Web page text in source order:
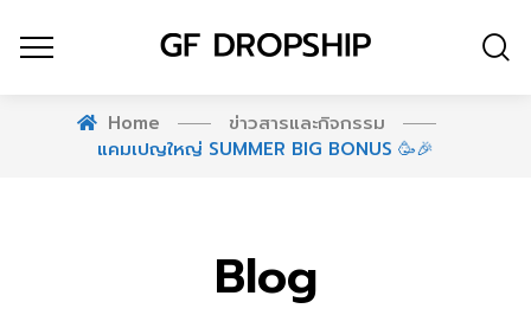
Home
ข่าวสารและกิจกรรม
แคมเปญใหญ่ SUMMER BIG BONUS 🥳🎉
Blog